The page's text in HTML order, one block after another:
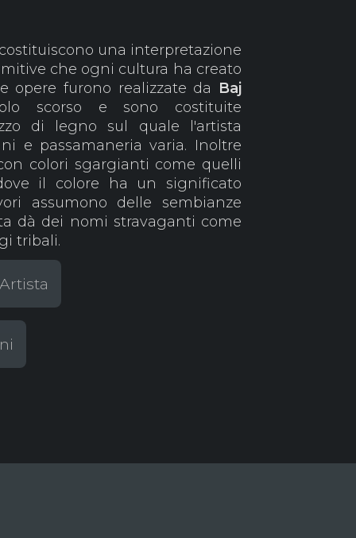
una interpretazione
che ogni cultura ha creato
opere furono realizzate da Baj
scorso e sono costituite
di legno sul quale l'artista
e passamaneria varia. Inoltre
colori sgargianti come quelli
il colore ha un significato
assumono delle sembianze
dà dei nomi stravaganti come
tribali.